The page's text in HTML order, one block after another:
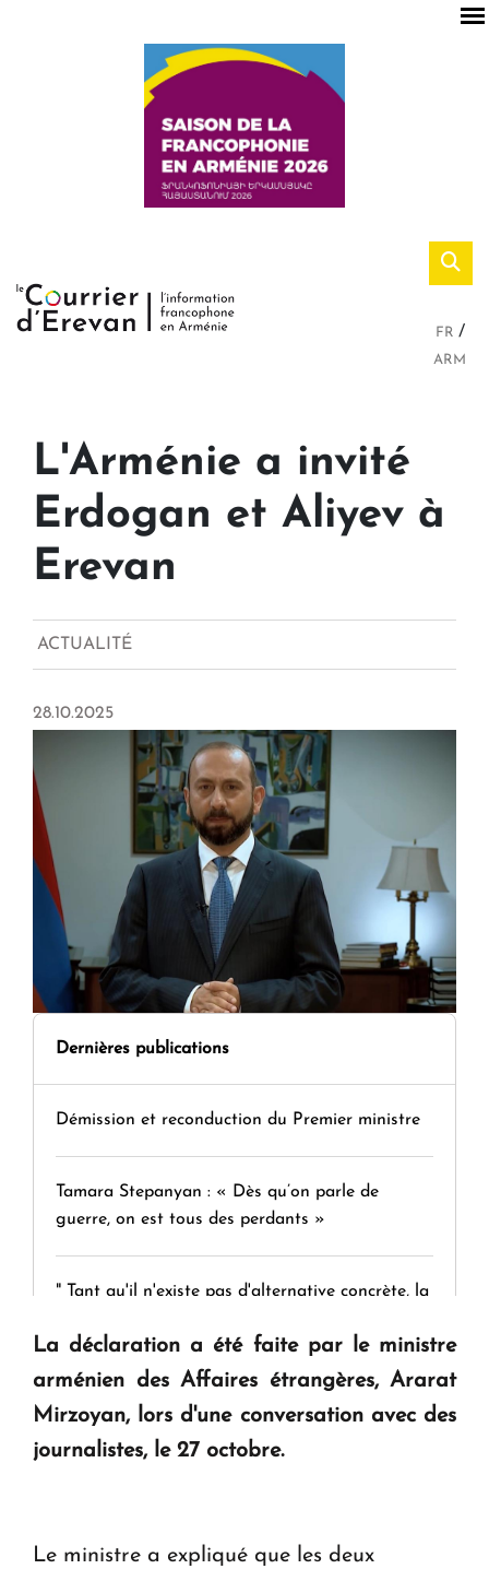
FR
ARM
L'Arménie a invité
Erdogan et Aliyev à
Erevan
ACTUALITÉ
28.10.2025
Dernières publications
Démission et reconduction du Premier ministre
Tamara Stepanyan : « Dès qu’on parle de
guerre, on est tous des perdants »
" Tant qu'il n'existe pas d'alternative concrète, la
KASA : 30 ans d'audace, de résilience et d'avenir
en Arménie
La déclaration a été faite par le ministre
arménien des Affaires étrangères, Ararat
Mirzoyan, lors d'une conversation avec des
journalistes, le 27 octobre.
Le ministre a expliqué que les deux